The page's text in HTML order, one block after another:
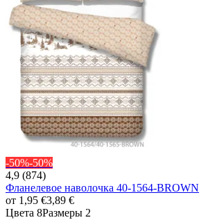
-50%-50%
4,9 (874)
Фланелевое наволочка 40-1564-BROWN
от 1,95 €3,89 €
Цвета 8Размеры 2